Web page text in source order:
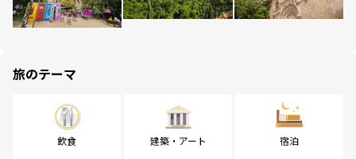
旅のテーマ
飲食 建築・アート 宿泊